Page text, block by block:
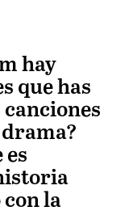
hay
que has
es
la